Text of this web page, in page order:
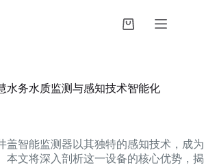
购
水务水质监测与感知技术智能化
盖智能监测器以其独特的感知技术，成为
本文将深入剖析这一设备的核心优势，揭